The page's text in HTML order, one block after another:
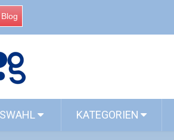
KATEGORIEN